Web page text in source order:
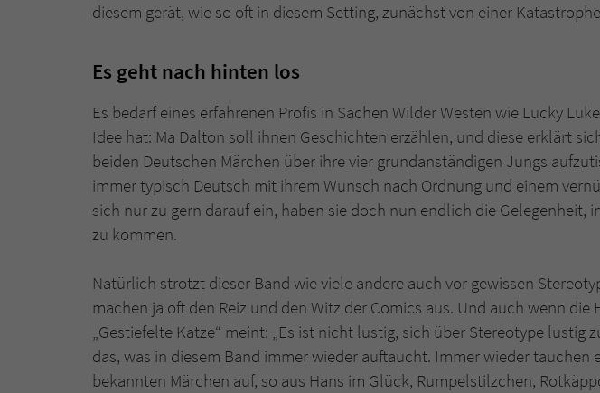
diesem gerät, wie so oft in diesem Setting, zunächst von einer
Es geht nach hinten los
Es bedarf eines erfahrenen Profis in Sachen Wilder Westen wie Lucky
Idee hat: Ma Dalton soll ihnen Geschichten erzählen, und diese erklärt
beiden Deutschen Märchen über ihre vier grundanständigen Jungs
immer typisch Deutsch mit ihrem Wunsch nach Ordnung und einem
sich nur zu gern darauf ein, haben sie doch nun endlich die Gelegenheit,
zu kommen.
Natürlich strotzt dieser Band wie viele andere auch vor gewissen
machen ja oft den Reiz und den Witz der Comics aus. Und auch wenn
„Gestiefelte Katze“ meint: „Es ist nicht lustig, sich über Stereotype lustig
das, was in diesem Band immer wieder auftaucht. Immer wieder tauchen
bekannten Märchen auf, so aus Hans im Glück, Rumpelstilzchen,